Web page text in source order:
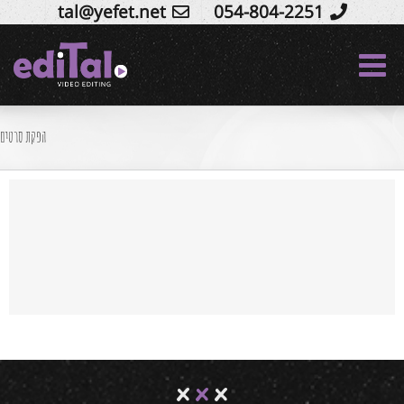
Skip
to
content
054-804-2251
tal@yefet.net
הפקת סרטים